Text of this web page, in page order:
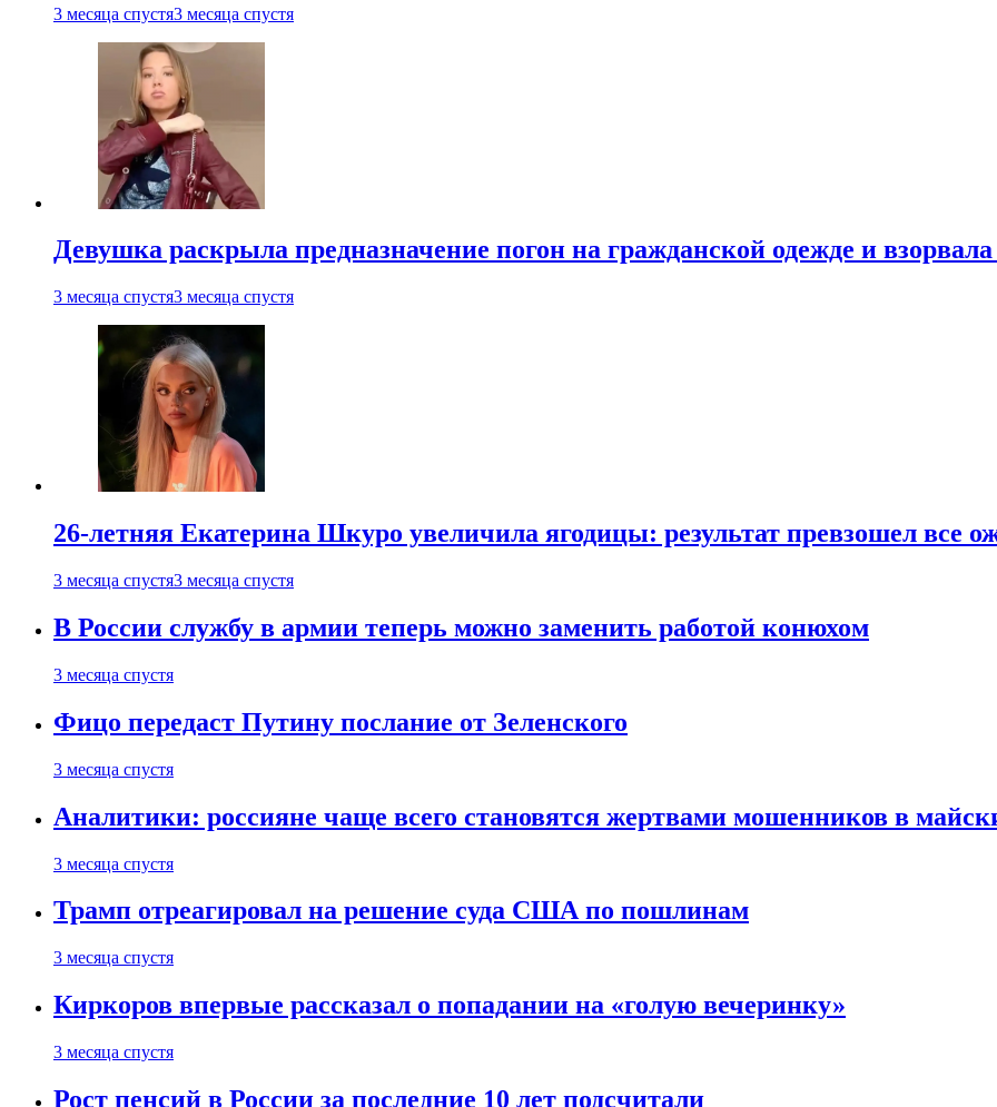
3 месяца спустя3 месяца спустя
Девушка раскрыла предназначение погон на гражданской одежде и взорвала
3 месяца спустя3 месяца спустя
26-летняя Екатерина Шкуро увеличила ягодицы: результат превзошел все
3 месяца спустя3 месяца спустя
В России службу в армии теперь можно заменить работой конюхом
3 месяца спустя
Фицо передаст Путину послание от Зеленского
3 месяца спустя
Аналитики: россияне чаще всего становятся жертвами мошенников в
3 месяца спустя
Трамп отреагировал на решение суда США по пошлинам
3 месяца спустя
Киркоров впервые рассказал о попадании на «голую вечеринку»
3 месяца спустя
Рост пенсий в России за последние 10 лет подсчитали